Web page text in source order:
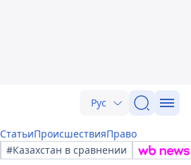
Рус
СтатьиПроисшествияПраво
#Казахстан в сравнении